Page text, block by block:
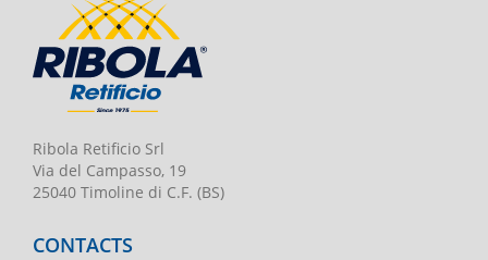
Ribola Retificio Srl
Via del Campasso, 19
25040 Timoline di C.F. (BS)
CONTACTS